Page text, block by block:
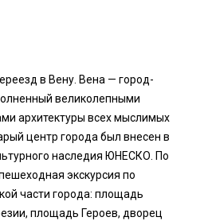
в Вену. Вена — город-
великолепными
архитектуры всех мыслимых
центр города был внесен в
наследия ЮНЕСКО. По
экскурсия по
части города: площадь
площадь Героев, дворец